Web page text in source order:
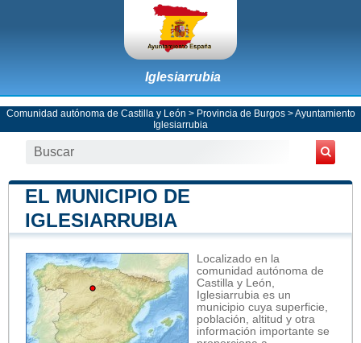
Iglesiarrubia
Comunidad autónoma de Castilla y León > Provincia de Burgos>Ayuntamiento
Iglesiarrubia
EL MUNICIPIO DE
IGLESIARRUBIA
Localizado en la
comunidad autónoma de
Castilla y León,
Iglesiarrubia es un
municipio cuya superficie,
población, altitud y otra
información importante se